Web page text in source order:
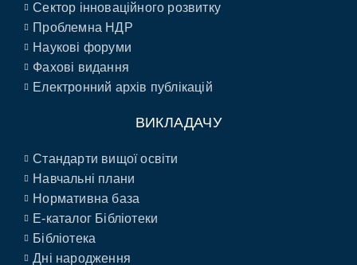
Сектор інноваційного розвитку
Проблемна НДР
Наукові форуми
Фахові видання
Електронний архів публікацій
ВИКЛАДАЧУ
Стандарти вищої освіти
Навчальні плани
Нормативна база
E-каталог Бібліотеки
Бібліотека
Дні народження